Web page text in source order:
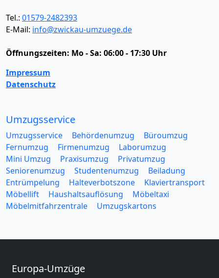
Tel.: 01579-2482393
E-Mail: info@zwickau-umzuege.de
Öffnungszeiten: Mo - Sa: 06:00 - 17:30 Uhr
Impressum
Datenschutz
Umzugsservice
Umzugsservice Behördenumzug
Büroumzug
Fernumzug
Firmenumzug
Laborumzug
Mini Umzug
Praxisumzug
Privatumzug
Seniorenumzug
Studentenumzug
Beiladung
Entrümpelung
Halteverbotszone
Klaviertransport
Möbellift
Haushaltsauflösung
Möbeltaxi
Möbelmitfahrzentrale
Umzugskartons
Europa-Umzüge